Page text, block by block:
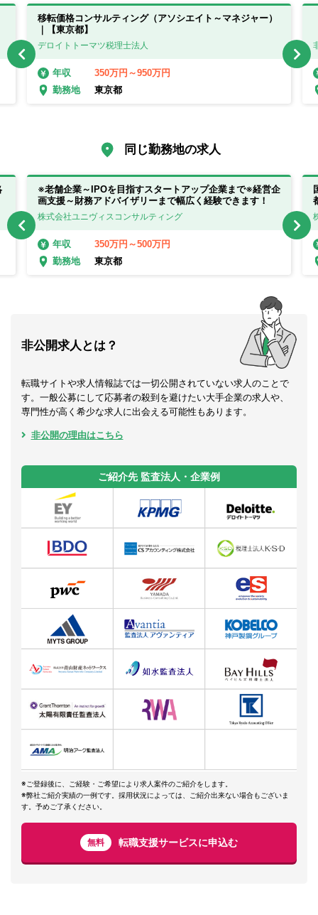
移転価格コンサルティング（アソシエイト～マネジャー）
｜【東京都】
デロイトトーマツ税理士法人
年収
350万円～950万円
勤務地
東京都
同じ勤務地の求人
※老舗企業～IPOを目指すスタートアップ企業まで※経営企
画支援～財務アドバイザリーまで幅広く経験できます！
株式会社ユニヴィスコンサルティング
年収
350万円～500万円
勤務地
東京都
非公開求人とは？
転職サイトや求人情報誌では一切公開されていない求人のことで
す。一般公募にして応募者の殺到を避けたい大手企業の求人や、
専門性が高く希少な求人に出会える可能性もあります。
非公開の理由はこちら
ご紹介先 監査法人・企業例
※ご登録後に、ご経験・ご希望により求人案件のご紹介をします。
※弊社ご紹介実績の一例です。採用状況によっては、ご紹介出来ない場合もございま
す。予めご了承ください。
無料 転職支援サービスに申込む